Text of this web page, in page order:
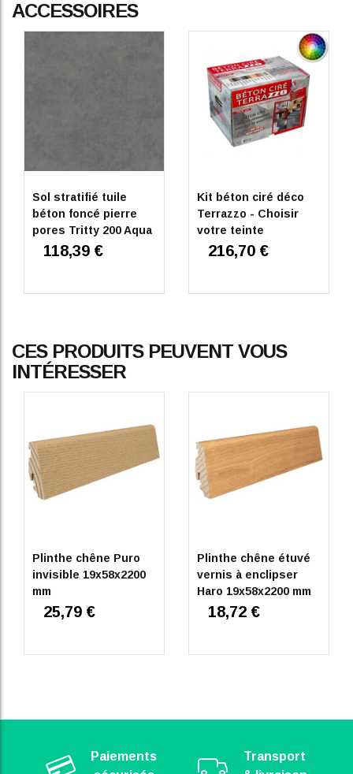
ACCESSOIRES
Sol stratifié tuile
béton foncé pierre
pores Tritty 200 Aqua
118,39 €
Kit béton ciré déco
Terrazzo - Choisir
votre teinte
216,70 €
CES PRODUITS PEUVENT VOUS
INTÉRESSER
Plinthe chêne Puro
invisible 19x58x2200
mm
25,79 €
Plinthe chêne étuvé
vernis à enclipser
Haro 19x58x2200 mm
18,72 €
Paiements
Transport